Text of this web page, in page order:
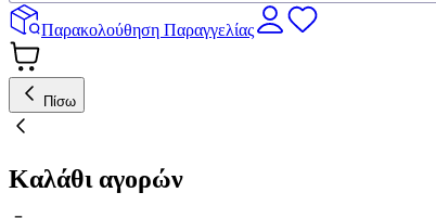
Παρακολούθηση Παραγγελίας
Πίσω
Καλάθι αγορών